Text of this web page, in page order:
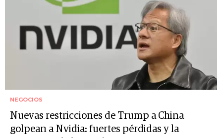
NEGOCIOS
Nuevas restricciones de Trump a China
golpean a Nvidia: fuertes pérdidas y la